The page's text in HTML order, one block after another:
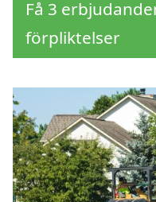
Få 3
förpliktelser